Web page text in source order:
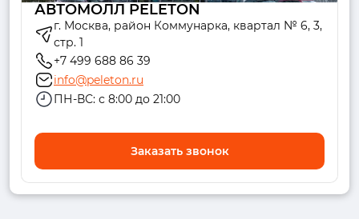
АВТОМОЛЛ PELETON
г. Москва, район Коммунарка, квартал № 6, 3,
стр. 1
+7 499 688 86 39
info@peleton.ru
ПН-ВС: с 8:00 до 21:00
Заказать звонок